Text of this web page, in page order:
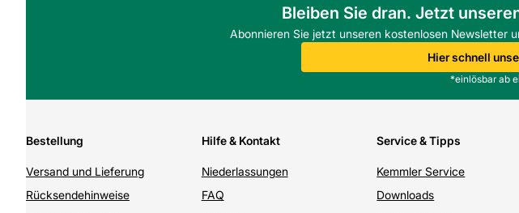
Bleiben Sie dran. Jetzt
Abonnieren Sie jetzt unseren kostenlosen Newsletter
Hier schnell
*einlösbar ab
Bestellung
Versand und Lieferung
Rücksendehinweise
Hilfe & Kontakt
Niederlassungen
FAQ
Service & Tipps
Kemmler Service
Downloads